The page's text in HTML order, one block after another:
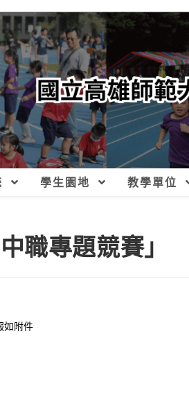
學生園地 教學單位
職專題競賽」
如附件